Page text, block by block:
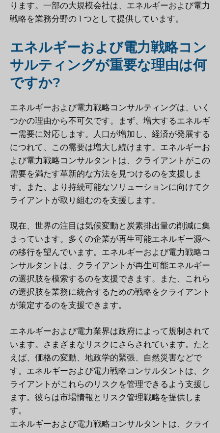
ります。一部の大規模会社は、エネルギーおよび電力
戦略を業務分野の 1 つとして提供しています。
エネルギーおよび電力戦略コン
サルティングが重要な理由は何
ですか?
エネルギーおよび電力戦略コンサルティングは、いく
つかの理由から不可欠です。まず、増大するエネルギ
ー需要に対応します。人口が増加し、経済が発展する
につれて、この需要は増大し続けます。エネルギーお
よび電力戦略コンサルタントは、クライアントがこの
需要を満たす革新的な方法を見つけるのを支援しま
す。また、より持続可能なソリューションに向けてク
ライアントが取り組むのを支援します。
現在、世界の注目は気候変動と炭素排出量の削減に集
まっています。多くの企業が再生可能エネルギー源へ
の移行を望んでいます。エネルギーおよび電力戦略コ
ンサルタントは、クライアントが再生可能エネルギー
の選択肢を模索するのを支援できます。また、これら
の選択肢を業務に統合するための戦略をクライアント
が策定するのを支援できます。
エネルギーおよび電力業界は政府によって規制されて
います。さまざまなリスクにさらされています。たと
えば、価格の変動、地政学的緊張、自然災害などで
す。エネルギーおよび電力戦略コンサルタントは、ク
ライアントがこれらのリスクを管理できるよう支援し
ます。彼らは市場情報とリスク管理戦略を提供しま
す。
エネルギーおよび電力戦略コンサルタントは、クライ